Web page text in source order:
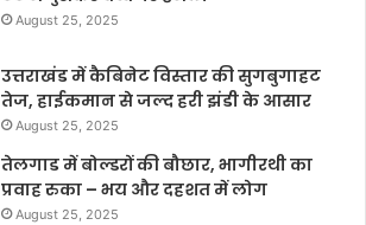
August 25, 2025
उत्तराखंड में कैबिनेट विस्तार की सुगबुगाहट
तेज, हाईकमान से जल्द हरी झंडी के आसार
August 25, 2025
तेलगाड में बोल्डरों की बौछार, भागीरथी का
प्रवाह रुका – भय और दहशत में लोग
August 25, 2025